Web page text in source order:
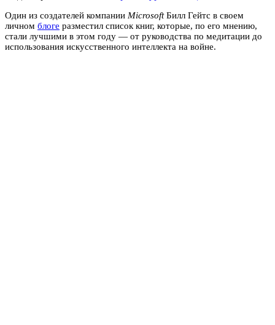
Один из создателей компании MicrosoftБилл Гейтс в своем
личном блоге разместил список книг, которые, по его мнению,
стали лучшими в этом году — от руководства по медитации до
использования искусственного интеллекта на войне.